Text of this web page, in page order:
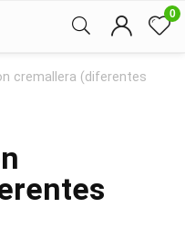
0
cremallera (diferentes